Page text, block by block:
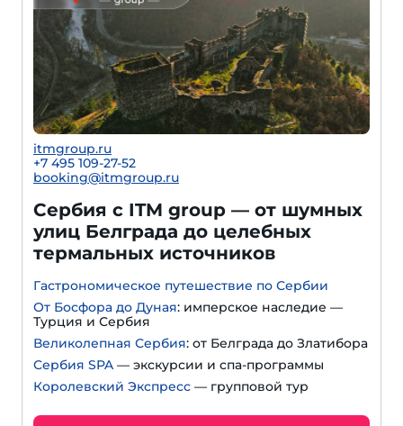
itmgroup.ru
+7 495 109-27-52
booking@itmgroup.ru
Сербия с ITM group — от шумных
улиц Белграда до целебных
термальных источников
Гастрономическое путешествие по Сербии
От Босфора до Дуная: имперское наследие —
Турция и Сербия
Великолепная Сербия: от Белграда до Златибора
Сербия SPA — экскурсии и спа-программы
Королевский Экспресс — групповой тур